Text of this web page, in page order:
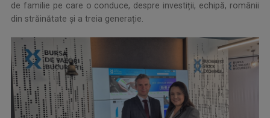
de familie pe care o conduce, despre investiții, echipă, românii
din străinătate și a treia generație.